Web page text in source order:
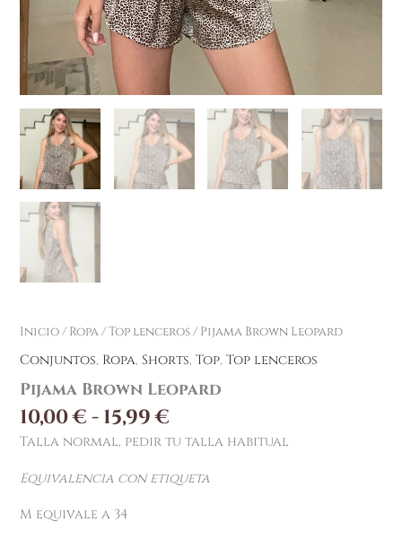
Inicio/ Ropa/Top lenceros/ Pijama Brown Leopard
Conjuntos, Ropa,Shorts,Top,Top lenceros
Pijama Brown Leopard
10,00€ - 15,99€
Talla normal, pedir tu talla habitual
Equivalencia con etiqueta
M equivale a 34